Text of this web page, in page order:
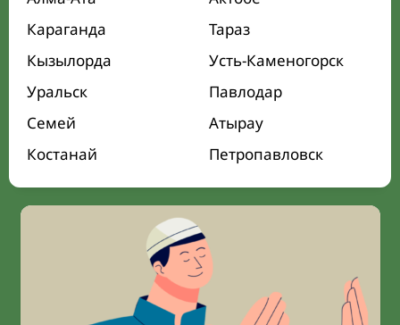
Караганда
Тараз
Кызылорда
Усть-Каменогорск
Уральск
Павлодар
Семей
Атырау
Костанай
Петропавловск